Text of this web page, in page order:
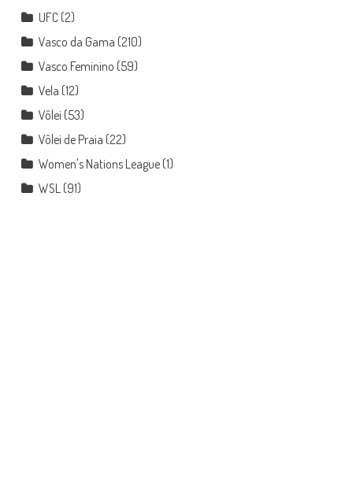
UFC(2)
Vasco da Gama (210)
Vasco Feminino (59)
Vela (12)
Vôlei (53)
Vôlei de Praia (22)
Women's Nations League(1)
WSL (91)